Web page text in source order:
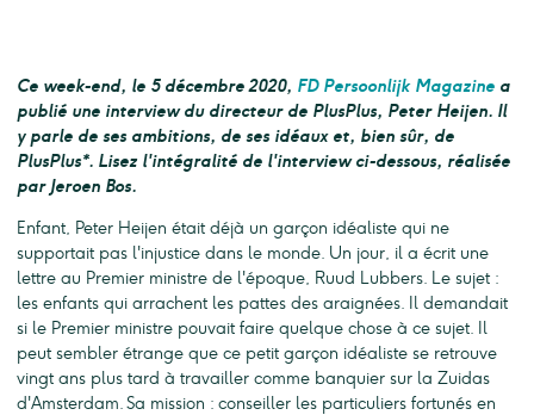
Ce week-end, le 5 décembre 2020, FD Persoonlijk Magazine a
publié une interview du directeur de PlusPlus, Peter Heijen. Il
y parle de ses ambitions, de ses idéaux et, bien sûr, de
PlusPlus*. Lisez l'intégralité de l'interview ci-dessous, réalisée
par Jeroen Bos.
Enfant, Peter Heijen était déjà un garçon idéaliste qui ne
supportait pas l'injustice dans le monde. Un jour, il a écrit une
lettre au Premier ministre de l'époque, Ruud Lubbers. Le sujet :
les enfants qui arrachent les pattes des araignées. Il demandait
si le Premier ministre pouvait faire quelque chose à ce sujet. Il
peut sembler étrange que ce petit garçon idéaliste se retrouve
vingt ans plus tard à travailler comme banquier sur la Zuidas
d'Amsterdam. Sa mission : conseiller les particuliers fortunés en